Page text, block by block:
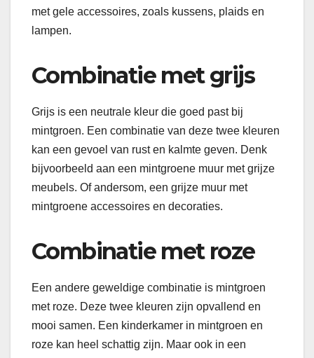
met gele accessoires, zoals kussens, plaids en
lampen.
Combinatie met grijs
Grijs is een neutrale kleur die goed past bij
mintgroen. Een combinatie van deze twee kleuren
kan een gevoel van rust en kalmte geven. Denk
bijvoorbeeld aan een mintgroene muur met grijze
meubels. Of andersom, een grijze muur met
mintgroene accessoires en decoraties.
Combinatie met roze
Een andere geweldige combinatie is mintgroen
met roze. Deze twee kleuren zijn opvallend en
mooi samen. Een kinderkamer in mintgroen en
roze kan heel schattig zijn. Maar ook in een